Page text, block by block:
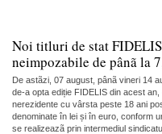
Noi titluri de stat
neimpozabile de pânã la
De astãzi, 07 august, pânã vineri 14
de-a opta ediție FIDELIS din acest
nerezidente cu vârsta peste 18 ani
denominate în lei și în euro, conform
se realizeazã prin intermediul